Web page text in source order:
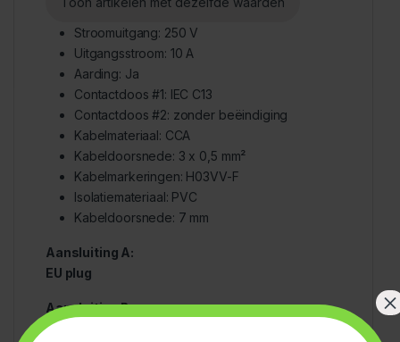
Stroomuitgang: 250 V
Uitgangsstroom: 10 A
Aarding: Ja
Contactdoos #1: IEC C13
Contactdoos #2: zonder beëindiging
Kabelmateriaal: CCA
Kabeldoorsnede: 3 x 0,5 mm²
Kabelmarkeringen: H03VV-F
Isolatiemateriaal: PVC
Kabeldoorsnede: 7 mm
Aansluiting A:
EU plug
Aansluiting B
Hoeveelheid 1 x
×